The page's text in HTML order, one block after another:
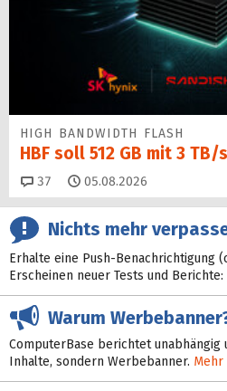
HIGH BANDWIDTH FLASH
HBF soll 512 GB mit 3
37 Kommentare
05.08.2026
Nichts mehr
Erhalte eine Push-Benachrichtigung
Erscheinen neuer Tests und Berichte:
Warum
ComputerBase berichtet
Inhalte, sondern Werbebanner. Mehr